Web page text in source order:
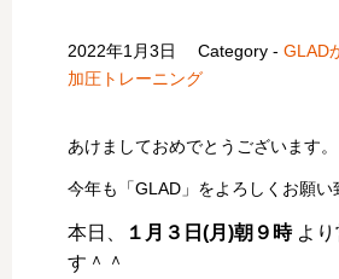
2022年1月3日 Category -GLAD
加圧トレーニング
あけましておめでとうございます。
今年も「GLAD」をよろしくお願い
本日、 １月３日(月)朝９時より
す＾＾